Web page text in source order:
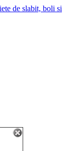
de slabit, boli si